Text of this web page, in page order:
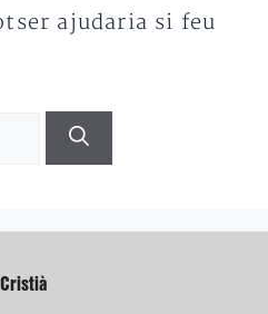
ajudaria si feu